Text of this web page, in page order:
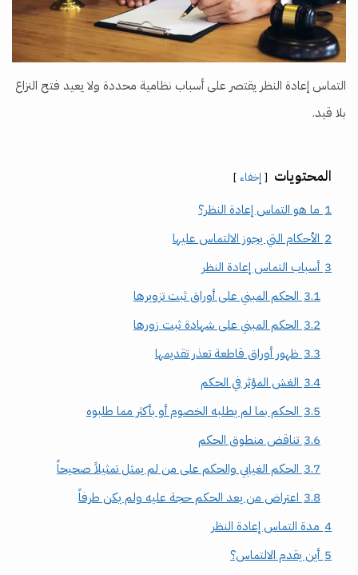
التماس إعادة النظر يقتصر على أسباب نظامية محددة ولا يعيد فتح النزاع
بلا قيد.
المحتويات إخفاء
1 ما هو التماس إعادة النظر؟
2 الأحكام التي يجوز الالتماس عليها
3 أسباب التماس إعادة النظر
3.1 الحكم المبني على أوراق ثبت تزويرها
3.2 الحكم المبني على شهادة ثبت زورها
3.3 ظهور أوراق قاطعة تعذر تقديمها
3.4 الغش المؤثر في الحكم
3.5 الحكم بما لم يطلبه الخصوم أو بأكثر مما طلبوه
3.6 تناقض منطوق الحكم
3.7 الحكم الغيابي والحكم على من لم يمثل تمثيلاً صحيحاً
3.8 اعتراض من يعد الحكم حجة عليه ولم يكن طرفاً
4 مدة التماس إعادة النظر
5 أين يقدم الالتماس؟